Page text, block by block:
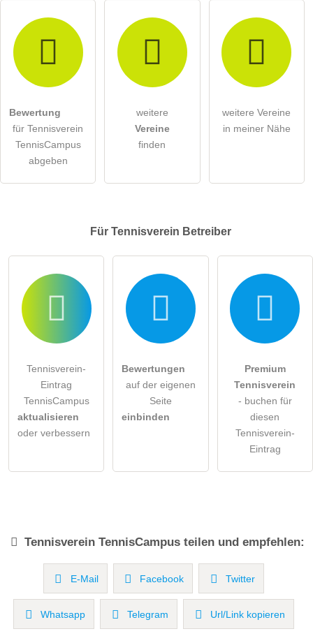
Bewertung
für Tennisverein
TennisCampus
abgeben
weitere
Vereine
finden
weitere Vereine
in meiner Nähe
Für Tennisverein Betreiber
Tennisverein-
Eintrag
TennisCampus
aktualisieren
oder verbessern
Bewertungen
auf der eigenen
Seite
einbinden
Premium
Tennisverein
- buchen für
diesen
Tennisverein-
Eintrag
TennisvereinTennisCampus teilen und empfehlen:
E-Mail Facebook Twitter
Whatsapp Telegram Url/Link kopieren